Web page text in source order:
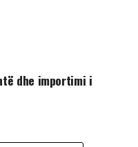
dhe importimi i